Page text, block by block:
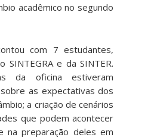
acadêmico no segundo
com 7 estudantes,
e da SINTER.
da oficina estiveram
as expectativas dos
a criação de cenários
que podem acontecer
na preparação deles em